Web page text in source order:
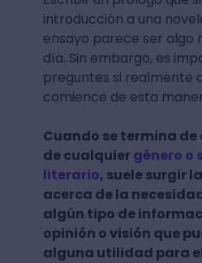
introducción a una
ensayo parece ser algo
día. Sin embargo, es
preguntes si realmente
comience de esta
Cuando se termina
de cualquier género o
literario, suele surgir
acerca de la
algún tipo de
opinión o visión que
alguna utilidad para